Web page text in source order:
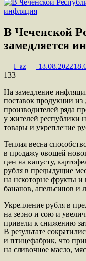
В Чеченской
замедляется
l_az 18.08.2022
133
На замедление
поставок продукции
производителей ряда
у жителей республики
товары и укрепление
Теплая весна
в продажу овощей
цен на капусту,
рубля в предыдущие
на некоторые фрукты и
бананов, апельсинов и
Укрепление рубля в
на зерно и сою и
привели к снижению
В результате
и птицефабрик, что
на сливочное масло,